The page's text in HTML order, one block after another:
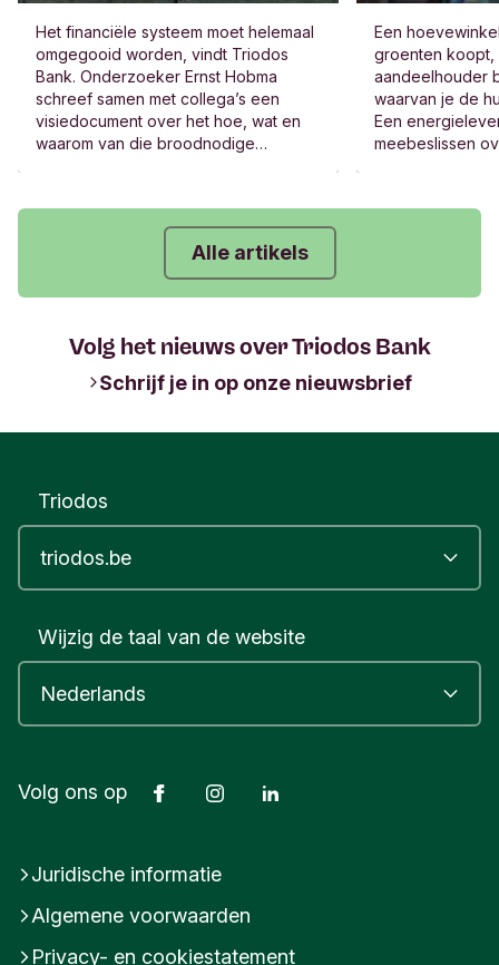
Het financiële systeem moet helemaal
omgegooid worden, vindt Triodos
Bank. Onderzoeker Ernst Hobma
schreef samen met collega’s een
visiedocument over het hoe, wat en
waarom van die broodnodige
financieel systeem.”
Een
groenten koopt,
aandeelhouder
waarvan je de
Een
meebeslissen
Alle artikels
Volg het nieuws over Triodos Bank
Schrijf je in op onze nieuwsbrief
Triodos
Wijzig de taal van de website
Volg ons op FacebookInstagram
Juridische informatie
Algemene voorwaarden
Privacy- en cookiestatement